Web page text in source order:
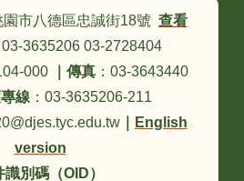
園市八德區忠誠街18號 查看
3635206 03-2728404
000 傳真：03-3643440
線 ：03-3635206-211
｜
English
version
識別碼（OID）